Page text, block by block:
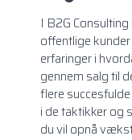
I B2G
offentlige
erfaringer i
gennem salg til
flere
i de taktikker og
du vil opnå